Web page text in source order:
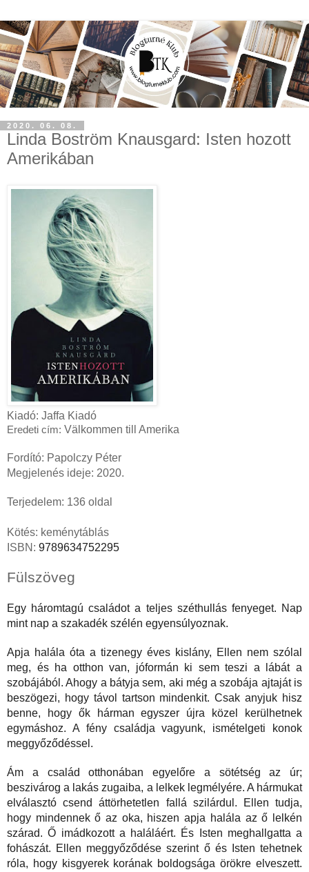
2020. 06. 08.
Linda Boström Knausgard: Isten hozott
Amerikában
Kiadó: Jaffa Kiadó
Eredeti cím: Välkommen ​till Amerika
Fordító: Papolczy Péter
Megjelenés ideje: 2020.
Terjedelem: 136 oldal
Kötés: keménytáblás
ISBN: 9789634752295
Fülszöveg
Egy ​háromtagú családot a teljes széthullás fenyeget. Nap
mint nap a szakadék szélén egyensúlyoznak.
Apja halála óta a tizenegy éves kislány, Ellen nem szólal
meg, és ha otthon van, jóformán ki sem teszi a lábát a
szobájából. Ahogy a bátyja sem, aki még a szobája ajtaját is
beszögezi, hogy távol tartson mindenkit. Csak anyjuk hisz
benne, hogy ők hárman egyszer újra közel kerülhetnek
egymáshoz. A fény családja vagyunk, ismételgeti konok
meggyőződéssel.
Ám a család otthonában egyelőre a sötétség az úr;
beszivárog a lakás zugaiba, a lelkek legmélyére. A hármukat
elválasztó csend áttörhetetlen fallá szilárdul. Ellen tudja,
hogy mindennek ő az oka, hiszen apja halála az ő lelkén
szárad. Ő imádkozott a haláláért. És Isten meghallgatta a
fohászát. Ellen meggyőződése szerint ő és Isten tehetnek
róla, hogy kisgyerek korának boldogsága örökre elveszett.